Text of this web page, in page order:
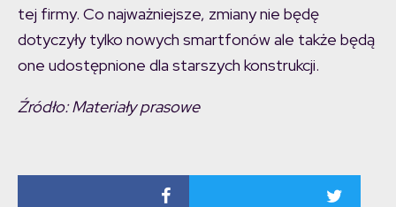
tej firmy. Co najważniejsze, zmiany nie będę
dotyczyły tylko nowych smartfonów ale także będą
one udostępnione dla starszych konstrukcji.
Źródło: Materiały prasowe